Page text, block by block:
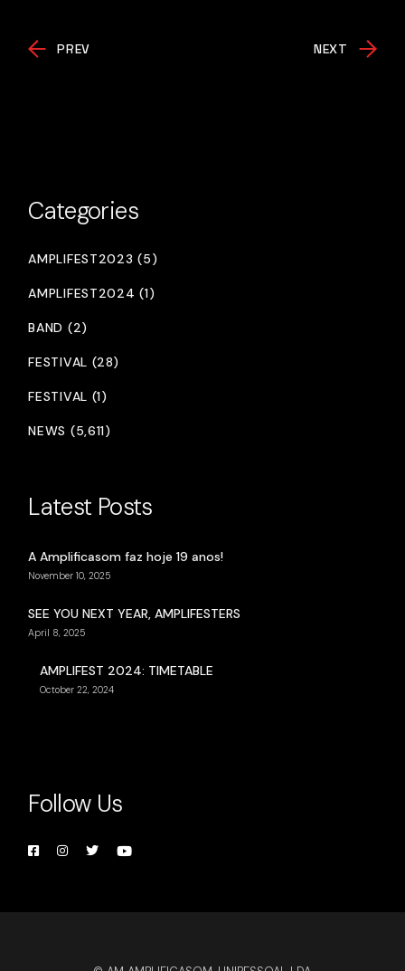
PREV NEXT
Categories
AMPLIFEST2023 (5)
AMPLIFEST2024 (1)
BAND (2)
FESTIVAL (28)
FESTIVAL (1)
NEWS (5,611)
Latest Posts
A Amplificasom faz hoje 19 anos!
November 10, 2025
SEE YOU NEXT YEAR, AMPLIFESTERS
April 8, 2025
AMPLIFEST 2024: TIMETABLE
October 22, 2024
Follow Us